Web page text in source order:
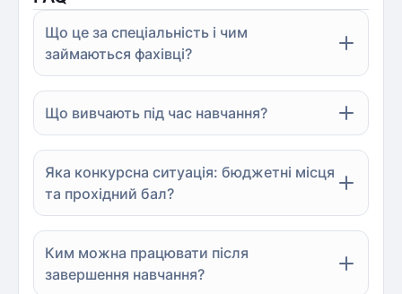
Що це за спеціальність і чим
займаються фахівці?
Що вивчають під час навчання?
Яка конкурсна ситуація: бюджетні місця
та прохідний бал?
Ким можна працювати після
завершення навчання?